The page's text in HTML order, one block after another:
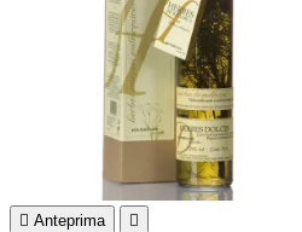
 Anteprima 